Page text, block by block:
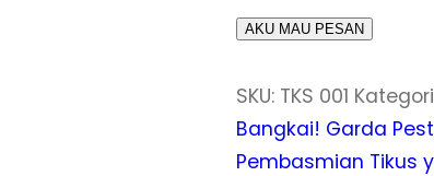
AKU MAU PESAN
SKU: TKS 001
Bangkai! Garda
Pembasmian Tikus